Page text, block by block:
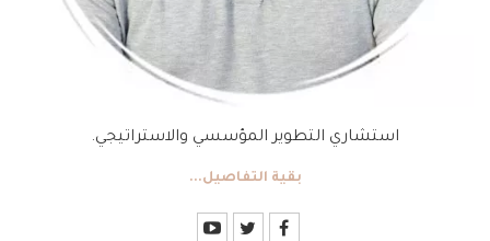
استشاري التطوير المؤسسي والاستراتيجي.
بقية التفاصيل...